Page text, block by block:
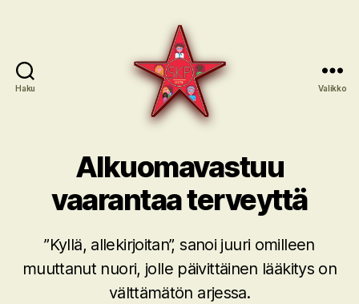
Haku
SKP:n
ryhmä
Valikko
Alkuomavastuu
vaarantaa terveyttä
”Kyllä, allekirjoitan”, sanoi juuri omilleen
muuttanut nuori, jolle päivittäinen lääkitys on
välttämätön arjessa.